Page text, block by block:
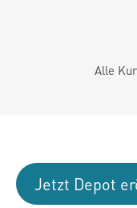
Alle
Jetzt Depot